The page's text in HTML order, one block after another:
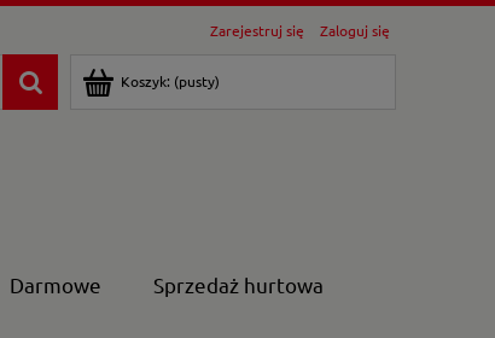
Zarejestruj się Zaloguj się
Koszyk: (pusty)
Darmowe Sprzedaż hurtowa